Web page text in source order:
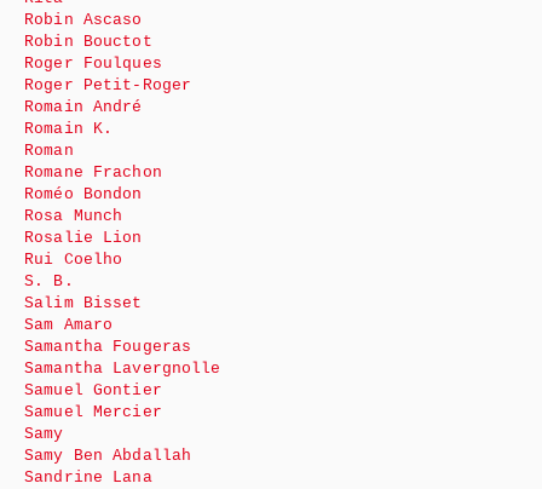
Robin Ascaso
Robin Bouctot
Roger Foulques
Roger Petit-Roger
Romain André
Romain K.
Roman
Romane Frachon
Roméo Bondon
Rosa Munch
Rosalie Lion
Rui Coelho
S. B.
Salim Bisset
Sam Amaro
Samantha Fougeras
Samantha Lavergnolle
Samuel Gontier
Samuel Mercier
Samy
Samy Ben Abdallah
Sandrine Lana